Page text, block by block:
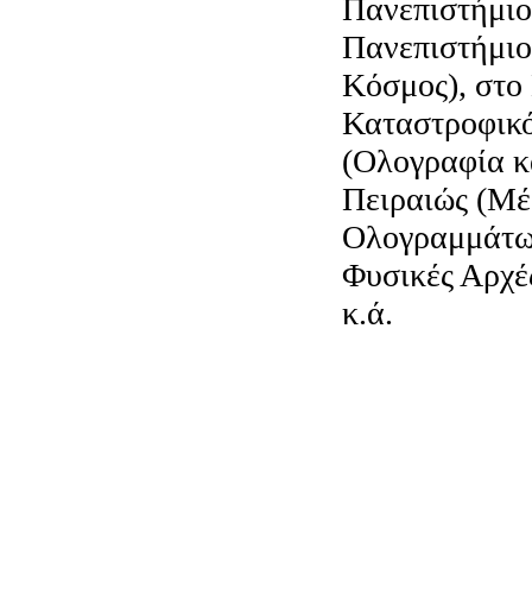
Κόσμος),
(Ολογραφία
Πειραιώς
Φυσικές
κ.ά.